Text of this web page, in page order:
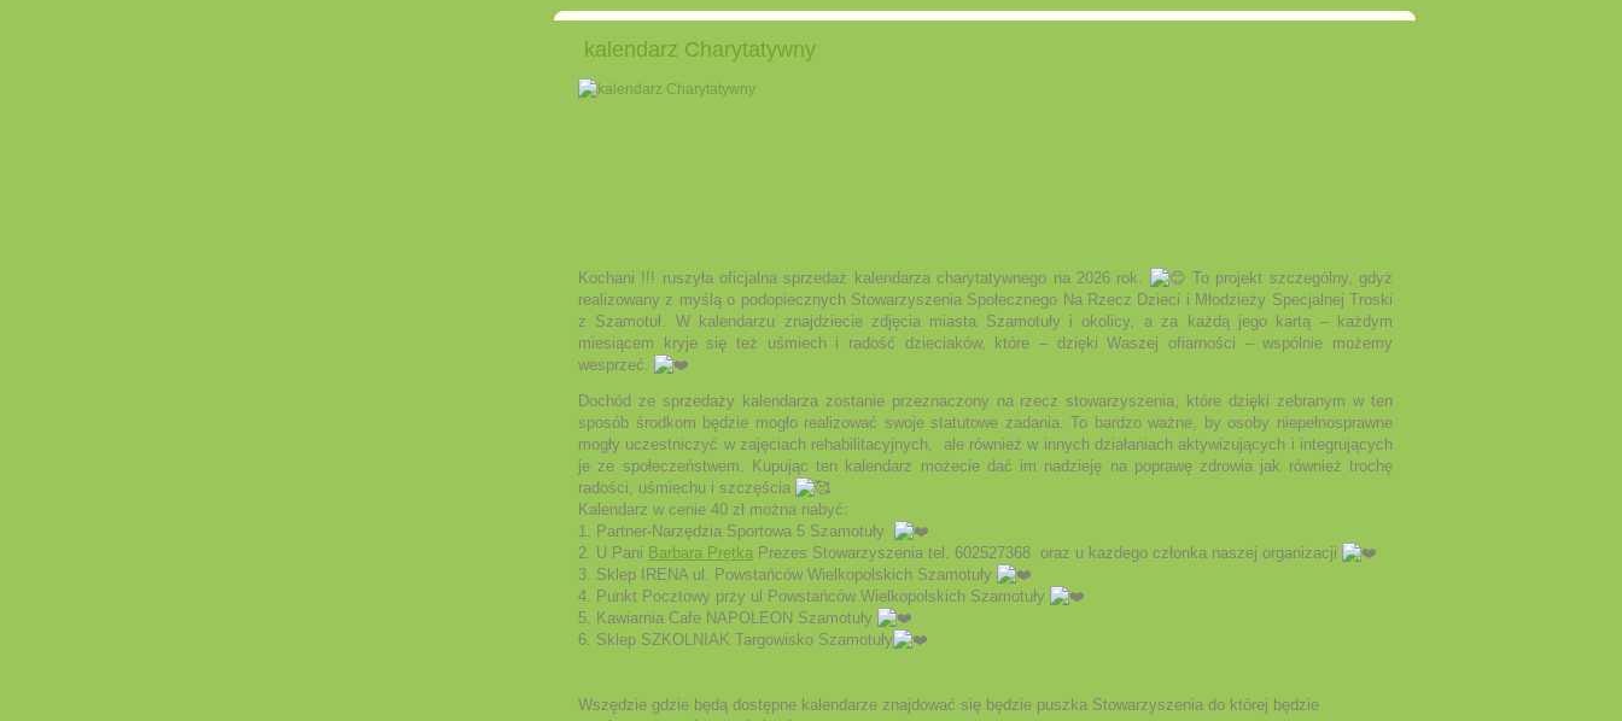
kalendarz Charytatywny
Kochani !!! ruszyła oficjalna sprzedaż kalendarza charytatywnego na 2026 rok.
To projekt szczególny, gdyż
realizowany z myślą o podopiecznych Stowarzyszenia Społecznego Na Rzecz Dzieci i Młodzieży Specjalnej Troski
z Szamotuł. W kalendarzu znajdziecie zdjęcia miasta Szamotuły i okolicy, a za każdą jego kartą – każdym
miesiącem kryje się też uśmiech i radość dzieciaków, które – dzięki Waszej ofiarności – wspólnie możemy
wesprzeć.
Dochód ze sprzedaży kalendarza zostanie przeznaczony na rzecz stowarzyszenia, które dzięki zebranym w ten
sposób środkom będzie mogło realizować swoje statutowe zadania. To bardzo ważne, by osoby niepełnosprawne
mogły uczestniczyć w zajęciach rehabilitacyjnych, ale również w innych działaniach aktywizujących i integrujących
je ze społeczeństwem. Kupując ten kalendarz możecie dać im nadzieję na poprawę zdrowia jak również trochę
radości, uśmiechu i szczęścia
Kalendarz w cenie 40 zł można nabyć:
1. Partner-Narzędzia Sportowa 5 Szamotuły
2. U Pani Barbara Prętka Prezes Stowarzyszenia tel. 602527368 oraz u kazdego członka naszej organizacji
3. Sklep IRENA ul. Powstańców Wielkopolskich Szamotuły
4. Punkt Pocztowy przy ul Powstańców Wielkopolskich Szamotuły
5. Kawiarnia Cafe NAPOLEON Szamotuły
6. Sklep SZKOLNIAK Targowisko Szamotuły
Wszędzie gdzie będą dostępne kalendarze znajdować się będzie puszka Stowarzyszenia do której będzie